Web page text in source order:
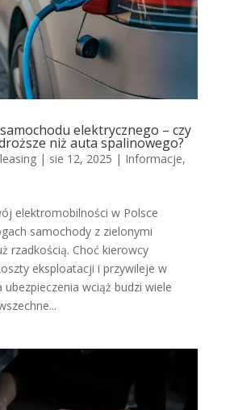
elektrycznego – czy
niż auta spalinowego?
leasing| sie 12, 2025 | Informacje,
elektromobilności w Polsce
samochody z zielonymi
rzadkością. Choć kierowcy
eksploatacji i przywileje w
wciąż budzi wiele